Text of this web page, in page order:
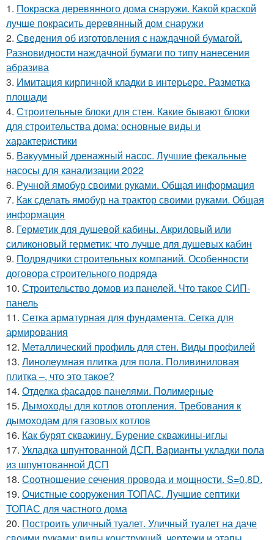
1. Покраска деревянного дома снаружи. Какой краской
лучше покрасить деревянный дом снаружи
2. Сведения об изготовления с наждачной бумагой.
Разновидности наждачной бумаги по типу нанесения
абразива
3. Имитация кирпичной кладки в интерьере. Разметка
площади
4. Строительные блоки для стен. Какие бывают блоки
для строительства дома: основные виды и
характеристики
5. Вакуумный дренажный насос. Лучшие фекальные
насосы для канализации 2022
6. Ручной ямобур своими руками. Общая информация
7. Как сделать ямобур на трактор своими руками. Общая
информация
8. Герметик для душевой кабины. Акриловый или
силиконовый герметик: что лучше для душевых кабин
9. Подрядчики строительных компаний. Особенности
договора строительного подряда
10. Строительство домов из панелей. Что такое СИП-
панель
11. Сетка арматурная для фундамента. Сетка для
армирования
12. Металлический профиль для стен. Виды профилей
13. Линолеумная плитка для пола. Поливиниловая
плитка –, что это такое?
14. Отделка фасадов панелями. Полимерные
15. Дымоходы для котлов отопления. Требования к
дымоходам для газовых котлов
16. Как бурят скважину. Бурение скважины-иглы
17. Укладка шпунтованной ДСП. Варианты укладки пола
из шпунтованной ДСП
18. Соотношение сечения провода и мощности. S=0,8D.
19. Очистные сооружения ТОПАС. Лучшие септики
ТОПАС для частного дома
20. Построить уличный туалет. Уличный туалет на даче